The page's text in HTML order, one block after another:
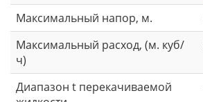
Максимальный напор, м.
Максимальный расход, (м. куб/
ч)
Диапазон t перекачиваемой